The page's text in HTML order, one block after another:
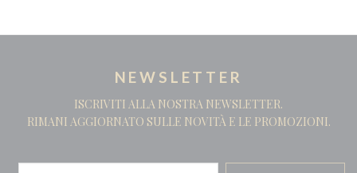
NEWSLETTER
ISCRIVITI ALLA NOSTRA NEWSLETTER.
RIMANI AGGIORNATO SULLE NOVITÀ E LE PROMOZIONI.